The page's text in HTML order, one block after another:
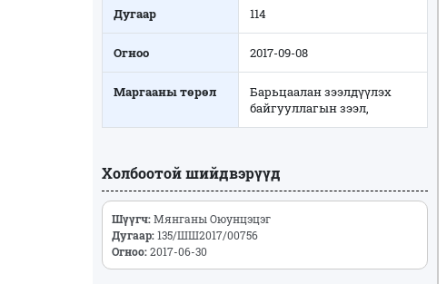
Дугаар 114
Огноо 2017-09-08
Маргааны төрөл
Барьцаалан зээлдүүлэх
байгууллагын зээл,
Холбоотой шийдвэрүүд
Шүүгч:Мянганы Оюунцэцэг
Дугаар:135/ШШ2017/00756
Огноо:2017-06-30